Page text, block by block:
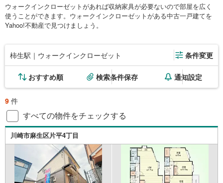
ウォークインクローゼットがあれば収納家具が必要ないので部屋を広く
使うことができます。ウォークインクローゼットがある中古一戸建てを
Yahoo!不動産で見つけましょう。
柿生駅｜ウォークインクローゼット 条件変更
おすすめ順 検索条件保存 通知設定
9 件
すべての物件をチェックする
川崎市麻生区片平4丁目